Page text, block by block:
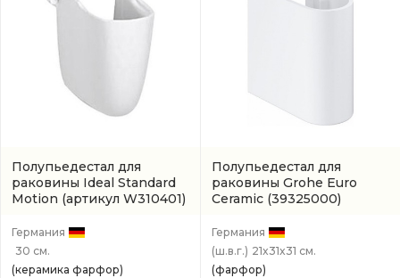
Полупьедестал для
раковины Ideal Standard
Motion (артикул W310401)
Германия
30 см.
(керамика фарфор)
Полупьедестал для
раковины Grohe Euro
Ceramic (39325000)
Германия
(ш.в.г.) 21x31x31 см.
(фарфор)